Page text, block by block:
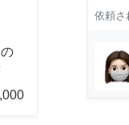
依頼さ